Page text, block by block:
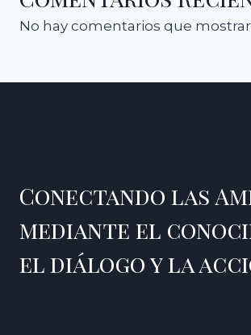
No hay comentarios que
Conectando las
mediante el
el diálogo y la